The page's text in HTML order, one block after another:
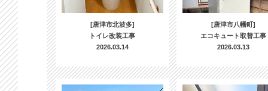
[唐津市北波多]
トイレ改装工事
2026.03.14
[唐津市八幡町]
エコキュート取替工事
2026.03.13